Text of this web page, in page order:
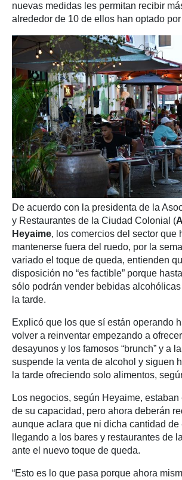
nuevas medidas les permitan recibir
alrededor de 10 de ellos han optado
De acuerdo con la presidenta de la
y Restaurantes de la Ciudad Colonial (
Heyaime, los comercios del sector que
mantenerse fuera del ruedo, por la
variado el toque de queda, entienden
disposición no “es factible” porque
sólo podrán vender bebidas
la tarde.
Explicó que los que sí están operando
volver a reinventar empezando a
desayunos y los famosos “brunch” y a
suspende la venta de alcohol y siguen
la tarde ofreciendo solo alimentos,
Los negocios, según Heyaime,
de su capacidad, pero ahora deberán
aunque aclara que ni dicha cantidad de
llegando a los bares y restaurantes de
ante el nuevo toque de queda.
“Esto es lo que pasa porque ahora